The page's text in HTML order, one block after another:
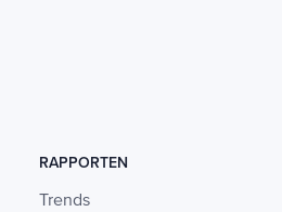
RAPPORTEN
Trends